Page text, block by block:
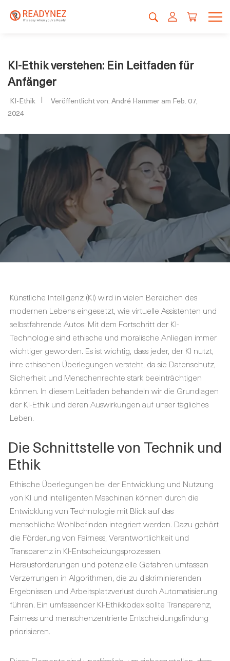
KI-Ethik verstehen: Ein Leitfaden für
Anfänger
KI-Ethik
Veröffentlicht von: André Hammer am Feb. 07,
2024
Künstliche Intelligenz (KI) wird in vielen Bereichen des
modernen Lebens eingesetzt, wie virtuelle Assistenten und
selbstfahrende Autos. Mit dem Fortschritt der KI-
Technologie sind ethische und moralische Anliegen immer
wichtiger geworden. Es ist wichtig, dass jeder, der KI nutzt,
ihre ethischen Überlegungen versteht, da sie Datenschutz,
Sicherheit und Menschenrechte stark beeinträchtigen
können. In diesem Leitfaden behandeln wir die Grundlagen
der KI-Ethik und deren Auswirkungen auf unser tägliches
Leben.
Die Schnittstelle von Technik und
Ethik
Ethische Überlegungen bei der Entwicklung und Nutzung
von KI und intelligenten Maschinen können durch die
Entwicklung von Technologie mit Blick auf das
menschliche Wohlbefinden integriert werden. Dazu gehört
die Förderung von Fairness, Verantwortlichkeit und
Transparenz in KI-Entscheidungsprozessen.
Herausforderungen und potenzielle Gefahren umfassen
Verzerrungen in Algorithmen, die zu diskriminierenden
Ergebnissen und Arbeitsplatzverlust durch Automatisierung
führen. Ein umfassender KI-Ethikkodex sollte Transparenz,
Fairness und menschenzentrierte Entscheidungsfindung
priorisieren.